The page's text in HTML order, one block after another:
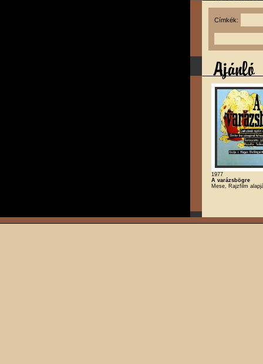
Címkék:
1977
A varázsbögre
Mese, Rajzfilm